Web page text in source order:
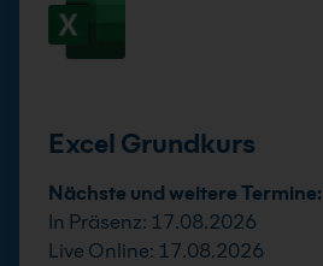
Excel Grundkurs
Nächste und weitere Termine:
In Präsenz: 17.08.2026
Live Online: 17.08.2026